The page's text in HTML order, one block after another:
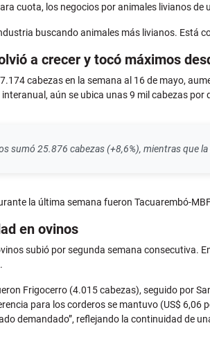
cuota, los negocios por animales livianos
buscando animales más livianos. Está
a crecer y tocó máximos
cabezas en la semana al 16 de mayo,
aún se ubica unas 9 mil cabezas por
sumó 25.876 cabezas (+8,6%), mientras que
la última semana fueron Tacuarembó-
en ovinos
subió por segunda semana consecutiva.
Frigocerro (4.015 cabezas), seguido por
para los corderos se mantuvo (US$
demandado”, reflejando la continuidad de